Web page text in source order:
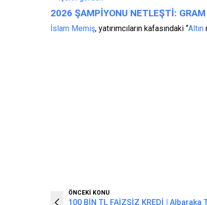
2026 ŞAMPİYONU NETLEŞTİ:
İslam Memiş, yatırımcıların kafasındaki “Altın
ÖNCEKİ KONU
100 BİN TL FAİZSİZ KREDİ | Albaraka